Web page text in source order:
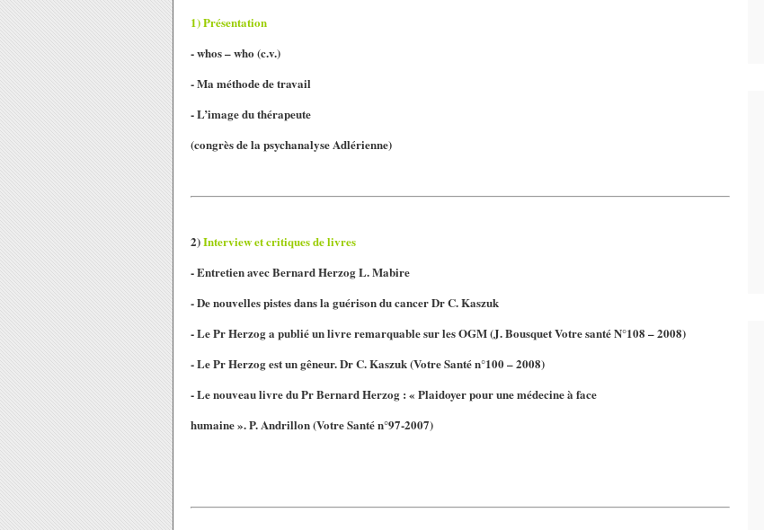
1) Présentation
- whos – who (c.v.)
- Ma méthode de travail
- L’image du thérapeute
(congrès de la psychanalyse Adlérienne)
2)Interview et critiques de livres
- Entretien avec Bernard Herzog L. Mabire
- De nouvelles pistes dans la guérison du cancer Dr C. Kaszuk
- Le Pr Herzog a publié un livre remarquable sur les OGM(J. Bousquet Votre santéN°108 – 2008)
- Le Pr Herzog est un gêneur. Dr C. Kaszuk(Votre Santé n°100 – 2008)
- Le nouveau livre du Pr Bernard Herzog : « Plaidoyer pour une médecine à face
humaine ». P. Andrillon(Votre Santé n°97-2007)